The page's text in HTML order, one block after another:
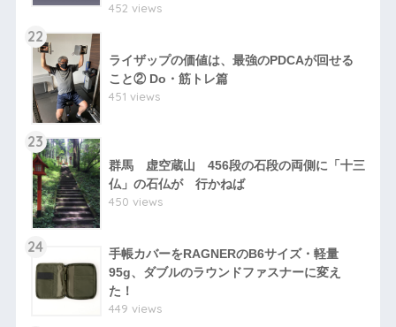
452 views
22
ライザップの価値は、最強のPDCAが回せる
こと② Do・筋トレ篇
451 views
23
群馬 虚空蔵山 456段の石段の両側に「十三
仏」の石仏が 行かねば
450 views
24
手帳カバーをRAGNERのB6サイズ・軽量
95g、ダブルのラウンドファスナーに変え
た！
449 views